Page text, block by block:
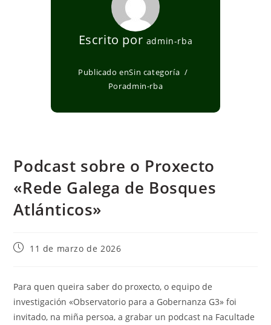
Escrito por admin-rba
Publicado enSin categoría
Poradmin-rba
Podcast sobre o Proxecto
«Rede Galega de Bosques
Atlánticos»
Publicación
entrada:
11 de marzo de 2026
Para quen queira saber do proxecto, o equipo de
investigación «Observatorio para a Gobernanza G3» foi
invitado, na miña persoa, a grabar un podcast na Facultade